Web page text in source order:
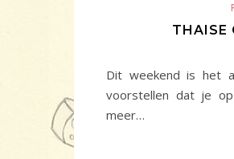
THAISE
Dit weekend is het
voorstellen dat je
meer…